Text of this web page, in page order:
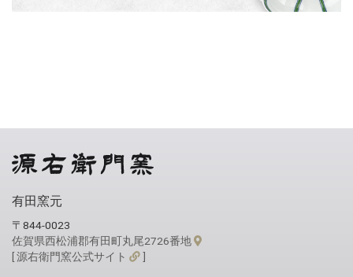
有田窯元
〒844-0023
佐賀県西松浦郡有田町丸尾2726番地
[ 源右衛門窯公式サイト
]